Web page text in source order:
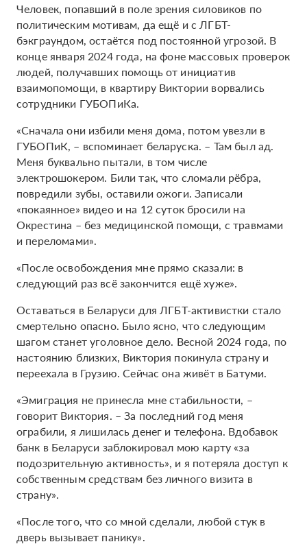
Человек, попавший в поле зрения силовиков по
политическим мотивам, да ещё и с ЛГБТ-
бэкграундом, остаётся под постоянной угрозой. В
конце января 2024 года, на фоне массовых проверок
людей, получавших помощь от инициатив
взаимопомощи, в квартиру Виктории ворвались
сотрудники ГУБОПиКа.
«Сначала они избили меня дома, потом увезли в
ГУБОПиК, – вспоминает беларуска. – Там был ад.
Меня буквально пытали, в том числе
электрошокером. Били так, что сломали рёбра,
повредили зубы, оставили ожоги. Записали
«покаянное» видео и на 12 суток бросили на
Окрестина – без медицинской помощи, с травмами
и переломами».
«После освобождения мне прямо сказали: в
следующий раз всё закончится ещё хуже».
Оставаться в Беларуси для ЛГБТ-активистки стало
смертельно опасно. Было ясно, что следующим
шагом станет уголовное дело. Весной 2024 года, по
настоянию близких, Виктория покинула страну и
переехала в Грузию. Сейчас она живёт в Батуми.
«Эмиграция не принесла мне стабильности, –
говорит Виктория. – За последний год меня
ограбили, я лишилась денег и телефона. Вдобавок
банк в Беларуси заблокировал мою карту «за
подозрительную активность», и я потеряла доступ к
собственным средствам без личного визита в
страну».
«После того, что со мной сделали, любой стук в
дверь вызывает панику».